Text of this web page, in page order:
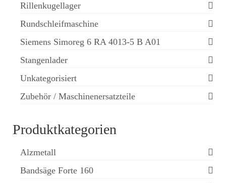
Rillenkugellager
Rundschleifmaschine
Siemens Simoreg 6 RA 4013-5 B A01
Stangenlader
Unkategorisiert
Zubehör / Maschinenersatzteile
Produktkategorien
Alzmetall
Bandsäge Forte 160